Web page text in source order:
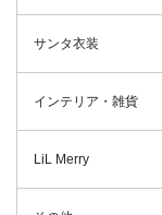
サンタ衣装
インテリア・雑貨
LiL Merry